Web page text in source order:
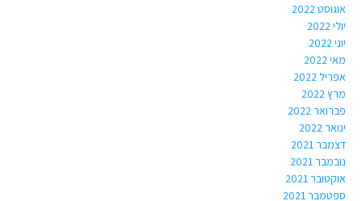
אוגוסט 2022
יולי 2022
יוני 2022
מאי 2022
אפריל 2022
מרץ 2022
פברואר 2022
ינואר 2022
דצמבר 2021
נובמבר 2021
אוקטובר 2021
ספטמבר 2021